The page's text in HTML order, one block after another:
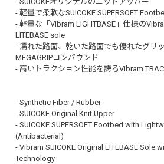
- 軽量で柔軟なSUICOKE SUPERSOFT
- 軽量な「Vibram LIGHTBASE」仕様の
LITEBASE sole
- 濡れた路面、乾いた路面でも優れたグリ
MEGAGRIPコンパウンド
- 高いトラクション性能を誇るVibram
- Synthetic Fiber / Rubber
- SUICOKE Original Knit Upper
- SUICOKE SUPERSOFT Footbed with
(Antibacterial)
- Vibram SUICOKE Original LITEBASE Sole
Technology